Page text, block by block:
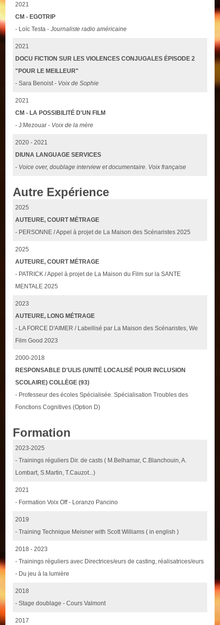
2021
CM - EGOTRIP
- Loïc Testa -Journaliste radio américaine
2021
DOCU FICTION SUR LES VIOLENCES CONJUGALES ÉPISODE 2
"POUR LE MEILLEUR"
- Sara Benoist - Voix de Sophie
2021
CM - LA POSSIBILITÉ D'UN FILM
- J.Mezouar - Voix de la mère
2020 - 2021
DIUNA LANGUAGE SERVICES
- Voice over, doublage interview et documentaire. Voix française
Autre Expérience
2025
AUTEURE, COURT MÉTRAGE
- PERSONNE / Appel à projet de La Maison des Scénaristes 2025
2025
AUTEURE, COURT MÉTRAGE
- PATRICK / Appel à projet de La Maison du Film sur la SANTE
MENTALE 2025
2023
AUTEURE, LONG MÉTRAGE
- LA FORCE D'AIMER / Labellisé par La Maison des Scénaristes, We
Film Good 2023
2000-2018
RESPONSABLE D'ULIS (UNITÉ LOCALISÉ POUR INCLUSION
SCOLAIRE) COLLÈGE (93)
- Professeur des écoles Spécialisée. Spécialisation Troubles des
Fonctions Cognitives (Option D)
Formation
2023-2025
- Trainings réguliers Dir. de casts ( M.Belhamar, C.Blanchouin, A.
Lombart, S.Martin, T.Cauzot...)
2021
- Formation Voix Off - Loranzo Pancino
2019
- Training Technique Meisner with Scott Williams ( in english )
2018 - 2023
- Trainings réguliers avec Directrices/eurs de casting, réalisatrices/eurs
- Du jeu à la lumière
2018
- Stage doublage - Cours Valmont
2017